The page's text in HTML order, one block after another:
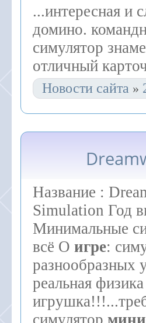
...интересная и
домино.
симулятор
отличный
Новости сайта »
Название :
Simulation Год
Минимальные
всё О игре:
разнообразных
реальная
симулятор мини